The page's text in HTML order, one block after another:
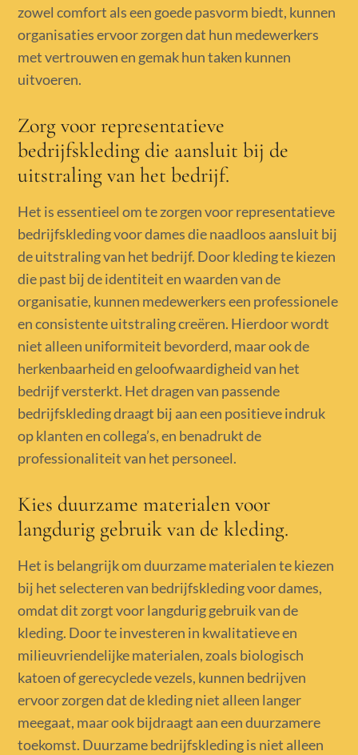
zowel comfort als een goede pasvorm biedt, kunnen
organisaties ervoor zorgen dat hun medewerkers
met vertrouwen en gemak hun taken kunnen
uitvoeren.
Zorg voor representatieve
bedrijfskleding die aansluit bij de
uitstraling van het bedrijf.
Het is essentieel om te zorgen voor representatieve
bedrijfskleding voor dames die naadloos aansluit bij
de uitstraling van het bedrijf. Door kleding te kiezen
die past bij de identiteit en waarden van de
organisatie, kunnen medewerkers een professionele
en consistente uitstraling creëren. Hierdoor wordt
niet alleen uniformiteit bevorderd, maar ook de
herkenbaarheid en geloofwaardigheid van het
bedrijf versterkt. Het dragen van passende
bedrijfskleding draagt bij aan een positieve indruk
op klanten en collega’s, en benadrukt de
professionaliteit van het personeel.
Kies duurzame materialen voor
langdurig gebruik van de kleding.
Het is belangrijk om duurzame materialen te kiezen
bij het selecteren van bedrijfskleding voor dames,
omdat dit zorgt voor langdurig gebruik van de
kleding. Door te investeren in kwalitatieve en
milieuvriendelijke materialen, zoals biologisch
katoen of gerecyclede vezels, kunnen bedrijven
ervoor zorgen dat de kleding niet alleen langer
meegaat, maar ook bijdraagt aan een duurzamere
toekomst. Duurzame bedrijfskleding is niet alleen